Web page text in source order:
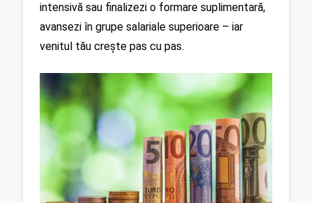
intensivă sau finalizezi o formare suplimentară,
avansezi în grupe salariale superioare – iar
venitul tău crește pas cu pas.